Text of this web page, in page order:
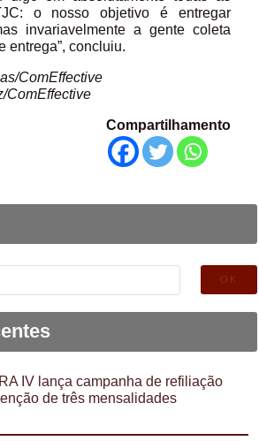
o nosso objetivo é entregar
invariavelmente a gente coleta
entrega”, concluiu.
ComEffective
ComEffective
Compartilhamento
IV lança campanha de refiliação
de três mensalidades